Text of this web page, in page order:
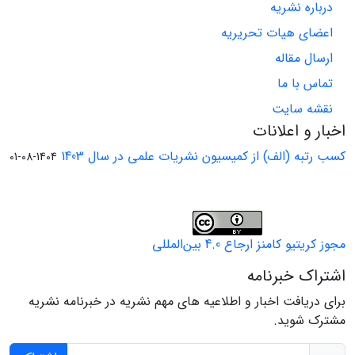
درباره نشریه
اعضای هیات تحریریه
ارسال مقاله
تماس با ما
نقشه سایت
اخبار و اعلانات
کسب رتبه (الف) از کمیسیون نشریات علمی در سال 1403 1404-08-01
مجوز کریتیو کامنز ارجاع 4.0 بین‌المللی
اشتراک خبرنامه
برای دریافت اخبار و اطلاعیه های مهم نشریه در خبرنامه نشریه
مشترک شوید.